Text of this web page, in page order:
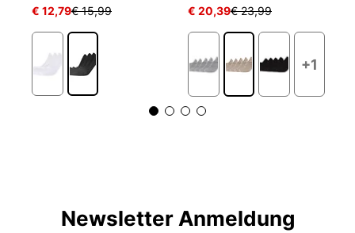
€ 12,79€ 15,99 € 20,39€ 23,99
+1
Newsletter Anmeldung